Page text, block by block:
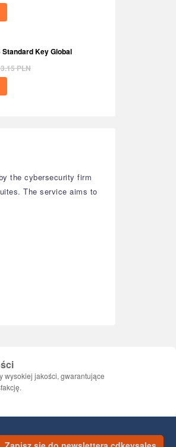
Key Global
PLN
the cybersecurity firm
The service aims to
wysokiej jakości, gwarantujące